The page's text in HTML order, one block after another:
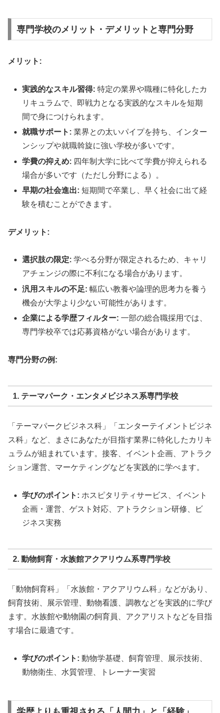
専門学校のメリット・デメリットと専門分野
メリット:
実践的なスキル習得: 特定の業界や職種に特化したカ
リキュラムで、即戦力となる実践的なスキルを短期
間で身につけられます。
就職サポート: 業界との太いパイプを持ち、インター
ンシップや就職斡旋に強い学校が多いです。
学費の抑えめ: 四年制大学に比べて学費が抑えられる
場合が多いです（ただし分野による）。
早期の社会進出: 短期間で卒業し、早く社会に出て経
験を積むことができます。
デメリット:
選択肢の限定: 学べる分野が限定されるため、キャリ
アチェンジの際に不利になる場合があります。
汎用スキルの不足: 幅広い教養や論理的思考力を養う
機会が大学より少ない可能性があります。
企業による学歴フィルター: 一部の総合職採用では、
専門学校卒では応募資格がない場合があります。
専門分野の例:
1. テーマパーク・エンタメビジネス系専門学校
「テーマパークビジネス科」「エンターテイメントビジネ
ス科」など、まさにあなたが目指す業界に特化したカリキ
ュラムが組まれています。接客、イベント企画、アトラク
ション運営、マーケティングなどを実践的に学べます。
学びのポイント: ホスピタリティサービス、イベント
企画・運営、ゲスト対応、アトラクション研修、ビ
ジネス実務
2. 動物飼育・水族館アクアリウム系専門学校
「動物飼育科」「水族館・アクアリウム科」などがあり、
飼育技術、展示管理、動物看護、調教などを実践的に学び
ます。水族館や動物園の飼育員、アクアリストなどを目指
す場合に最適です。
学びのポイント: 動物学基礎、飼育管理、展示技術、
動物衛生、水質管理、トレーナー実習